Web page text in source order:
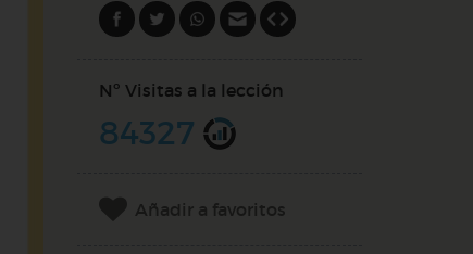
Nº Visitas a la lección
84327
Añadir a favoritos